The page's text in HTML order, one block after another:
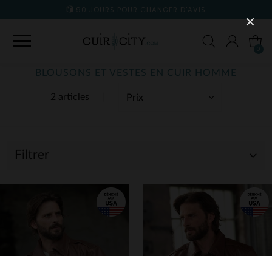
90 JOURS POUR CHANGER D'AVIS
2 articles
BLOUSONS ET VESTES EN CUIR HOMME
Filtrer